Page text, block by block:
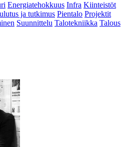
Energiatehokkuus Infra Kiinteistöt
ja tutkimus Pientalo Projektit
Suunnittelu Talotekniikka Talous